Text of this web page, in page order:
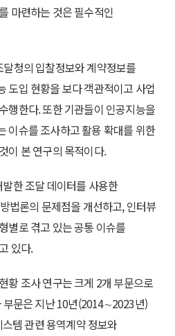
마련하는 것은 필수적인
청의 입찰정보와 계약정보를
도입 현황을 보다 객관적이고 사업
행한다. 또한 기관들이 인공지능을
이슈를 조사하고 활용 확대를 위한
이 본 연구의 목적이다.
한 조달 데이터를 사용한
법론의 문제점을 개선하고, 인터뷰
별로 겪고 있는 공통 이슈를
있다.
황 조사 연구는 크게 2개 부문으로
부문은 지난 10년(2014∼2023년)
템 관련 용역계약 정보와